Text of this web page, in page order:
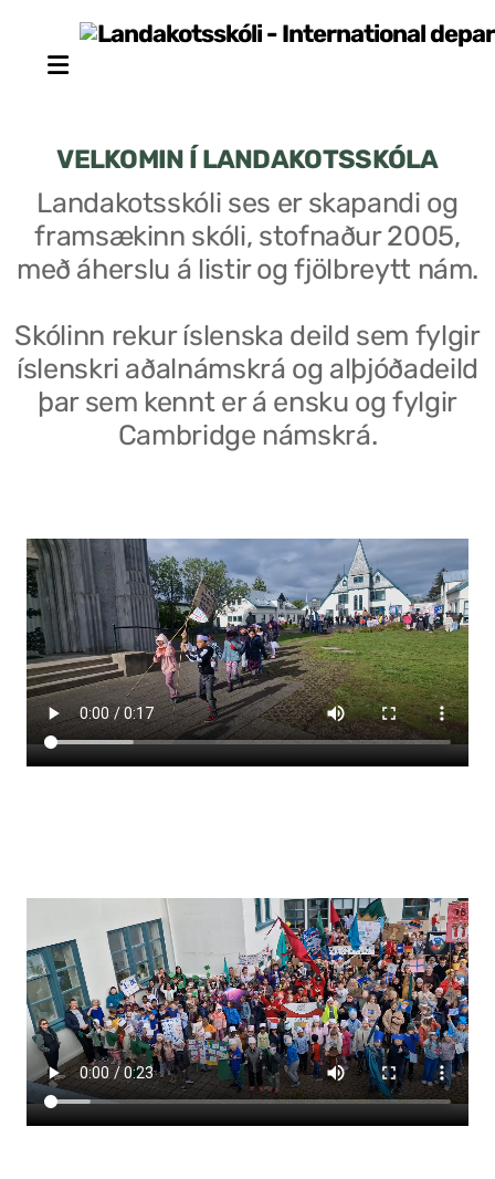
VELKOMIN Í LANDAKOTSSKÓLA
Landakotsskóli ses er skapandi og
framsækinn skóli, stofnaður 2005,
með áherslu á listir og fjölbreytt nám.
Skólinn rekur íslenska deild sem fylgir
íslenskri aðalnámskrá og alþjóðadeild
þar sem kennt er á ensku og fylgir
Cambridge námskrá.
Stjórn sjálfseignarstofnunar
Skólaráð
Fundargerðir skólaráðs
Stjórnendateymi
Skólareglur
Starfsáætlun
Frístund
Upplýsingar um innritun
Námsmat
Læsi
Lestrarheftin
Náms- og kennsluáætlanir
Námsráðgjafi